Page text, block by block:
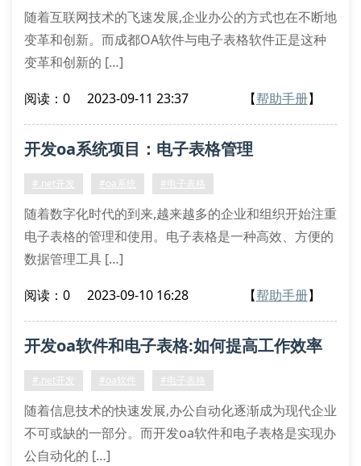
随着互联网技术的飞速发展,企业办公的方式也在不断地
变革和创新。而成都OA软件与电子表格软件正是这种
变革和创新的 […]
阅读：0 2023-09-11 23:37 【帮助手册】
开发oa系统项目：电子表格管理
#.net开发 #oa系统 #电子表格
随着数字化时代的到来,越来越多的企业和组织开始注重
电子表格的管理和使用。电子表格是一种高效、方便的
数据管理工具 […]
阅读：0 2023-09-10 16:28 【帮助手册】
开发oa软件和电子表格:如何提高工作效率
#.net开发 #oa软件 #电子表格
随着信息技术的快速发展,办公自动化逐渐成为现代企业
不可或缺的一部分。而开发oa软件和电子表格是实现办
公自动化的 […]